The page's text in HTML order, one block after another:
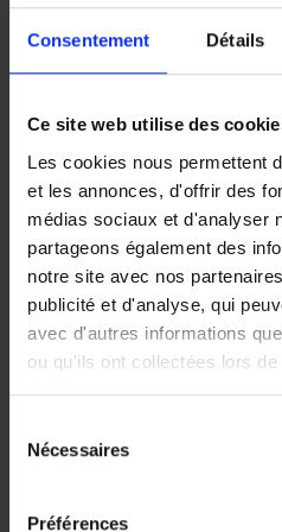
Consentement Détails
Ce site web utilise des
Les cookies nous permettent
et les annonces, d'offrir des
médias sociaux et d'analyser
partageons également des
notre site avec nos
publicité et d'analyse, qui
avec d'autres informations
ou qu'ils ont collectées lors
services.
Nécessaires
Préférences
‘MiFID’ est l’abréviation de
Instruments Directive’.
novembre 2007. Cette
règles visant à mieux
banques. Depuis le 30 avril
règles européennes ont été
assurances et ce, via la loi
Aperçu
MIFID
Pour les assurances
placement, les
ont vérifié si le produit
client a suffisamment